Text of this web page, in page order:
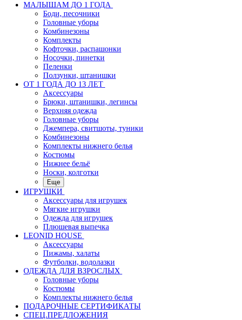
МАЛЫШАМ ДО 1 ГОДА
Боди, песочники
Головные уборы
Комбинезоны
Комплекты
Кофточки, распашонки
Носочки, пинетки
Пеленки
Ползунки, штанишки
ОТ 1 ГОДА ДО 13 ЛЕТ
Аксессуары
Брюки, штанишки, легинсы
Верхняя одежда
Головные уборы
Джемпера, свитшоты, туники
Комбинезоны
Комплекты нижнего белья
Костюмы
Нижнее бельё
Носки, колготки
Еще
ИГРУШКИ
Аксессуары для игрушек
Мягкие игрушки
Одежда для игрушек
Плюшевая выпечка
LEONID HOUSE
Аксессуары
Пижамы, халаты
Футболки, водолазки
ОДЕЖДА ДЛЯ ВЗРОСЛЫХ
Головные уборы
Костюмы
Комплекты нижнего белья
ПОДАРОЧНЫЕ СЕРТИФИКАТЫ
СПЕЦ.ПРЕДЛОЖЕНИЯ